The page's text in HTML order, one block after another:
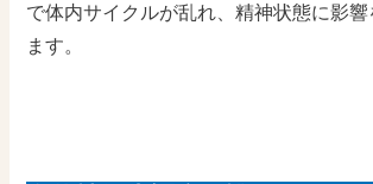
で体内サイクルが乱れ、精神状態に影
ます。